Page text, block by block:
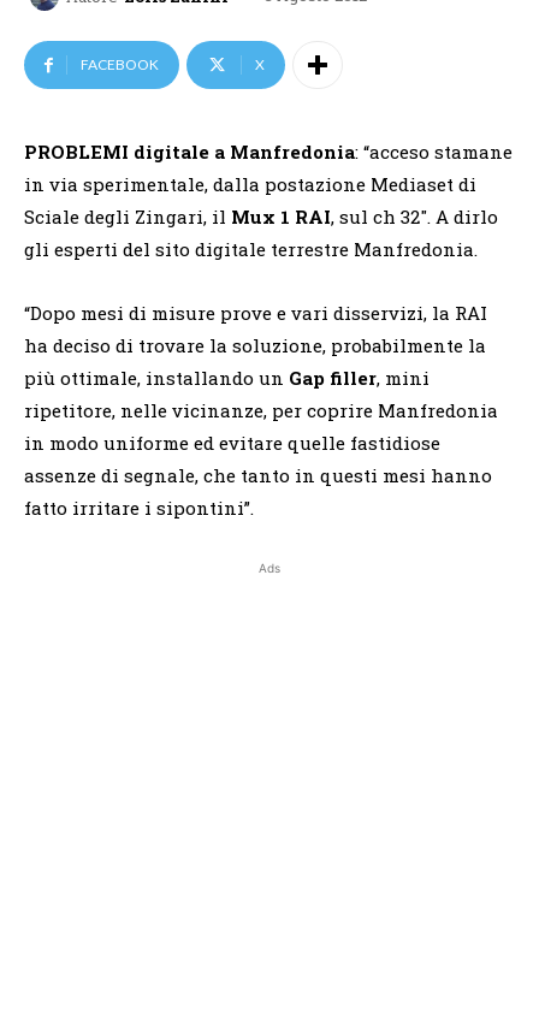
FACEBOOK X
PROBLEMI digitale a Manfredonia: “acceso stamane
in via sperimentale, dalla postazione Mediaset di
Sciale degli Zingari, il Mux 1 RAI, sul ch 32″. A dirlo
gli esperti del sito digitale terrestre Manfredonia.
“Dopo mesi di misure prove e vari disservizi, la RAI
ha deciso di trovare la soluzione, probabilmente la
più ottimale, installando un Gap filler, mini
ripetitore, nelle vicinanze, per coprire Manfredonia
in modo uniforme ed evitare quelle fastidiose
assenze di segnale, che tanto in questi mesi hanno
fatto irritare i sipontini”.
Ads